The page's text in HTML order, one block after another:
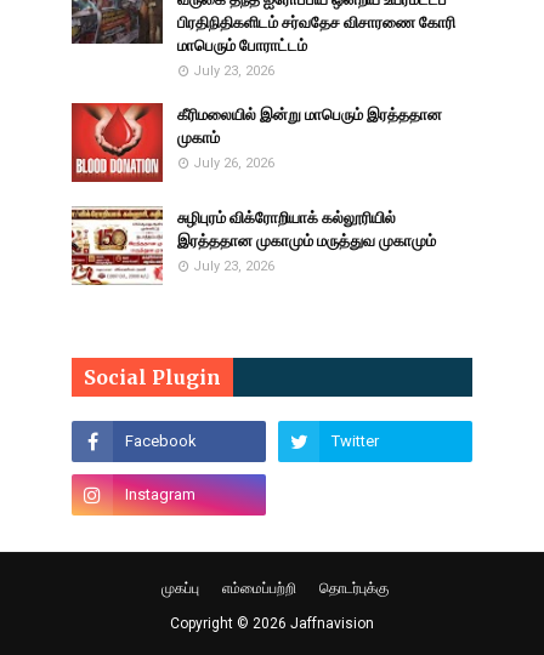
பிரதிநிதிகளிடம் சர்வதேச விசாரணை கோரி
மாபெரும் போராட்டம்
July 23, 2026
கீரிமலையில் இன்று மாபெரும் இரத்ததான
முகாம்
July 26, 2026
சுழிபுரம் விக்ரோறியாக் கல்லூரியில்
இரத்ததான முகாமும் மருத்துவ முகாமும்
July 23, 2026
Social Plugin
முகப்பு எம்மைப்பற்றி தொடர்புக்கு
Copyright © 2026 Jaffnavision